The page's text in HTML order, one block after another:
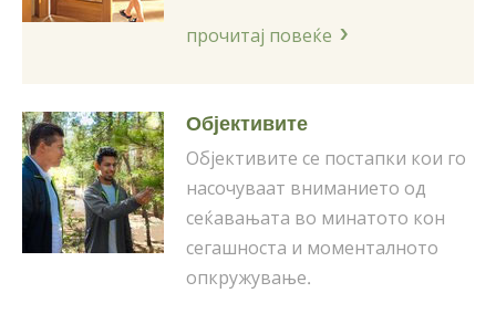
прочитај повеќе
Објективите
Објек­тивите се постапки кои го
насочу­ваат вниманието од
сеќавањата во минатото кон
сегашноста и моменталното
опкру­жување.